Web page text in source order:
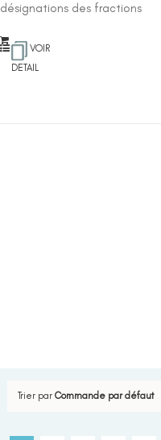
désignations des fractions
VOIR
DETAIL
Trier par Commande par défaut